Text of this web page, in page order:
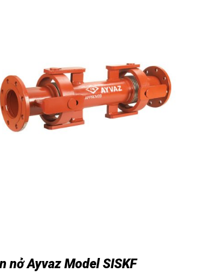
nở Ayvaz Model SISKF